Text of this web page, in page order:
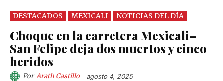
DESTACADOS MEXICALI NOTICIAS DEL DÍA
Choque en la carretera Mexicali–
San Felipe deja dos muertos y cinco
heridos
Por Arath Castillo agosto 4, 2025